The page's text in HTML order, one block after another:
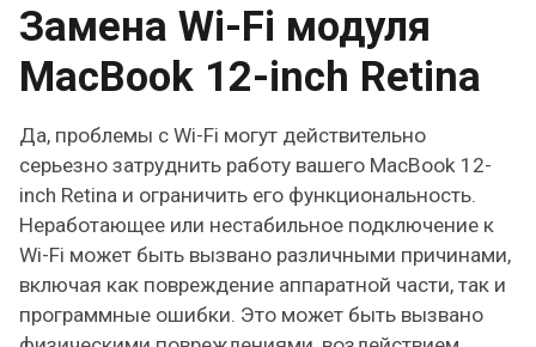
Замена Wi-Fi модуля
MacBook 12-inch Retina
Да, проблемы с Wi-Fi могут действительно
серьезно затруднить работу вашего MacBook 12-
inch Retina и ограничить его функциональность.
Неработающее или нестабильное подключение к
Wi-Fi может быть вызвано различными причинами,
включая как повреждение аппаратной части, так и
программные ошибки. Это может быть вызвано